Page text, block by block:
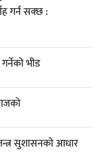
गर्न सक्छ :
भीड
सुशासनको आधार